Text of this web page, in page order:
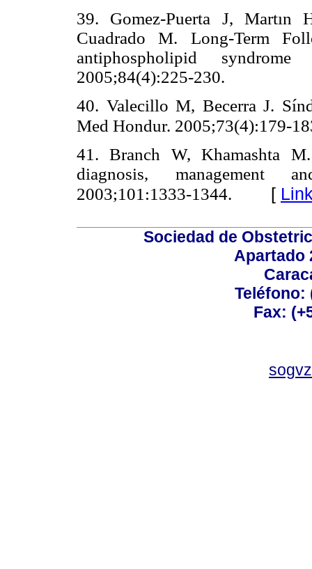
39. Gomez-Puerta J,
Cuadrado M. Long-Term
antiphospholipid
2005;84(4):225-230.
40. Valecillo M, Becerra J.
Med Hondur. 2005;73(4):179-
41. Branch W, Khamashta
diagnosis, management
2003;101:1333-1344. [
Sociedad de
Apartado
Teléfono:
Fax: